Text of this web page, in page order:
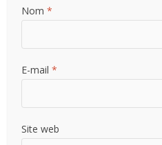
Nom*
E-mail*
Site web